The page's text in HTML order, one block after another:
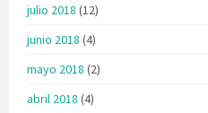
julio 2018 (12)
junio 2018 (4)
mayo 2018 (2)
abril 2018 (4)